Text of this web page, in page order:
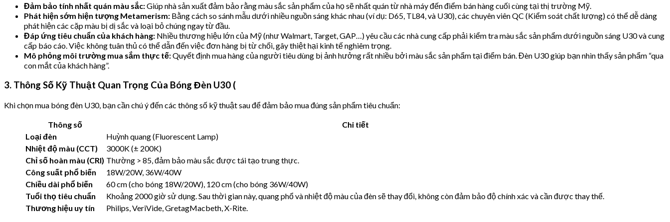
Đảm bảo tính nhất quán màu sắc:Giúp nhà sản xuất đảm bảo rằng màu sắc sản phẩm của họ sẽ nhất quán từ nhà máy đến điểm bán hàng cuối cùng tại thị trường Mỹ.
Phát hiện sớm hiện tượng Metamerism: Bằng cách so sánh mẫu dưới nhiều nguồn sáng khác nhau (ví dụ: D65, TL84, và U30), các chuyên viên QC (Kiểm soát chất lượng) có thể dễ dàng
phát hiện các cặp màu bị dị sắc và loại bỏ chúng ngay từ đầu.
Đáp ứng tiêu chuẩn của khách hàng: Nhiều thương hiệu lớn của Mỹ (như Walmart, Target, GAP…) yêu cầu các nhà cung cấp phải kiểm tra màu sắc sản phẩm dưới nguồn sáng U30 và cung
cấp báo cáo. Việc không tuân thủ có thể dẫn đến việc đơn hàng bị từ chối, gây thiệt hại kinh tế nghiêm trọng.
Mô phỏng môi trường mua sắm thực tế:Quyết định mua hàng của người tiêu dùng bị ảnh hưởng rất nhiều bởi màu sắc sản phẩm tại điểm bán. Đèn U30 giúp bạn nhìn thấy sản phẩm “qua
con mắt của khách hàng”.
3. Thông Số Kỹ Thuật Quan Trọng Của Bóng Đèn U30 (
Khi chọn mua bóng đèn U30, bạn cần chú ý đến các thông số kỹ thuật sau để đảm bảo mua đúng sản phẩm tiêu chuẩn:
Thông số
Chi tiết
Loại đèn
Huỳnh quang (Fluorescent Lamp)
Nhiệt độ màu (CCT)
3000K (± 200K)
Chỉ số hoàn màu (CRI) Thường > 85, đảm bảo màu sắc được tái tạo trung thực.
Công suất phổ biến
18W/20W, 36W/40W
Chiều dài phổ biến
60 cm (cho bóng 18W/20W), 120 cm (cho bóng 36W/40W)
Tuổi thọ tiêu chuẩn
Khoảng 2000 giờ sử dụng. Sau thời gian này, quang phổ và nhiệt độ màu của đèn sẽ thay đổi, không còn đảm bảo độ chính xác và cần được thay thế.
Thương hiệu uy tín
Philips, VeriVide, GretagMacbeth, X-Rite.